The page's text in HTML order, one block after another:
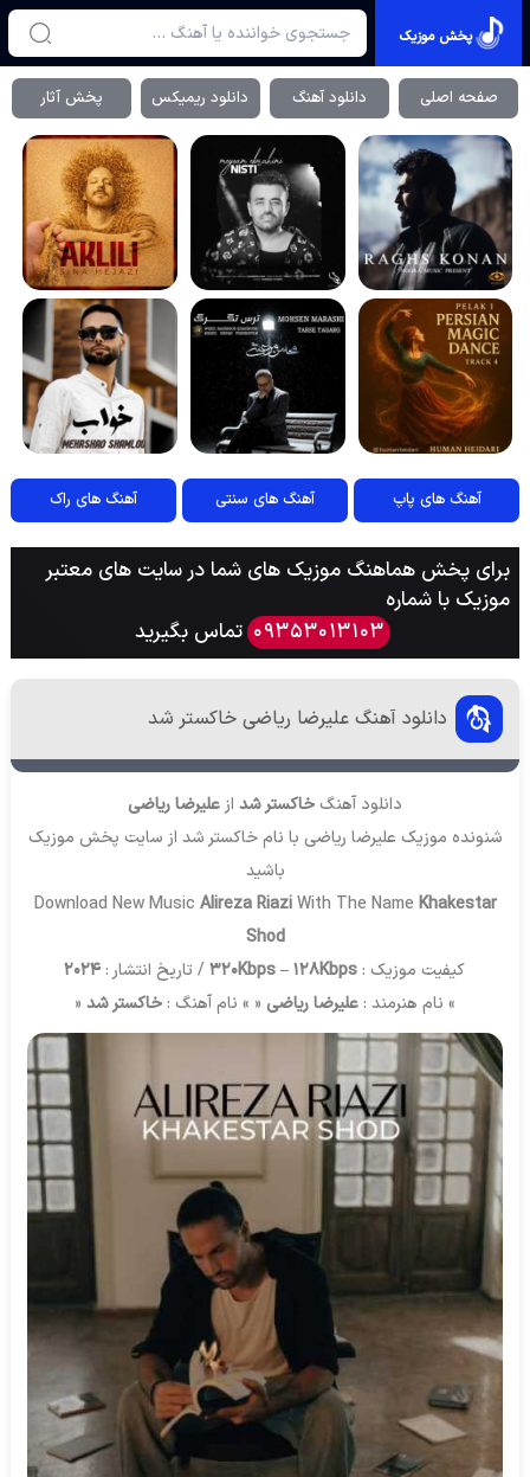
پخش موزیک
صفحه اصلی دانلود آهنگ دانلود ریمیکس پخش آثار
آهنگ های پاپ آهنگ های سنتی آهنگ های راک
برای پخش هماهنگ موزیک های شما در سایت های معتبر
موزیک با شماره
09353013103 تماس بگیرید
دانلود آهنگ علیرضا ریاضی خاکستر شد
دانلود آهنگ خاکستر شد ازعلیرضا ریاضی
شنونده موزیک علیرضا ریاضی با نام خاکستر شد از سایت پخش موزیک
باشید
Download New Music Alireza RiaziWith The Name Khakestar
Shod
کیفیت موزیک : 320Kbps – 128Kbps / تاریخ انتشار : 2024
» نام هنرمند : علیرضا ریاضی « » نام آهنگ : خاکستر شد «